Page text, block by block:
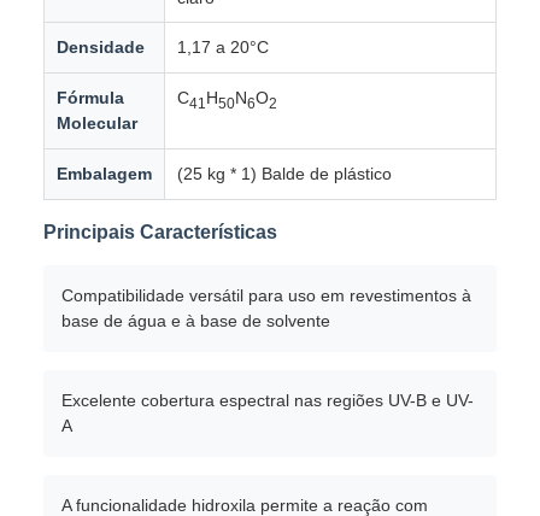
Densidade 1,17 a 20°C
Fórmula
Molecular
C41 H50N6O2
Embalagem (25 kg * 1) Balde de plástico
Principais Características
Compatibilidade versátil para uso em revestimentos à
base de água e à base de solvente
Excelente cobertura espectral nas regiões UV-B e UV-
A
A funcionalidade hidroxila permite a reação com